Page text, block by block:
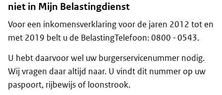
niet in Mijn Belastingdienst
Voor een inkomensverklaring voor de jaren 2012 tot en
met 2019 belt u de BelastingTelefoon: 0800 - 0543.
U hebt daarvoor wel uw burgerservicenummer nodig.
Wij vragen daar altijd naar. U vindt dit nummer op uw
paspoort, rijbewijs of loonstrook.